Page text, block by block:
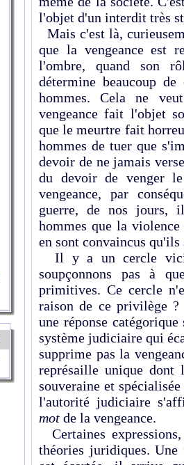
l'objet d'un interdit très
Mais c'est là,
que la vengeance est
l'ombre, quand son
détermine beaucoup
hommes. Cela ne
vengeance fait l'objet
que le meurtre fait
hommes de tuer que
devoir de ne jamais
du devoir de venger
vengeance, par
guerre, de nos jours,
hommes que la
en sont convaincus
Il y a un cercle
soupçonnons pas à
primitives. Ce cercle
raison de ce privilège
une réponse
système judiciaire qui
supprime pas la
représaille unique dont
souveraine et
l'autorité judiciaire
mot de la vengeance.
Certaines
théories juridiques.